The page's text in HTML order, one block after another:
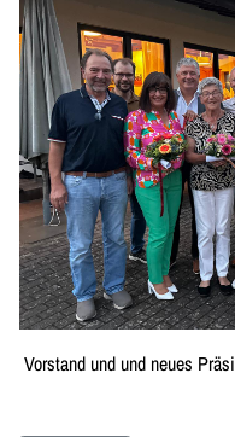
Vorstand und und neues